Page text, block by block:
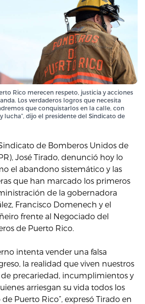
Rico merecen respeto, justicia y acciones
Los verdaderos logros que necesita
que conquistarlos en la calle, con
lucha”, dijo el presidente del Sindicato de
de Bomberos Unidos de
José Tirado, denunció hoy lo
el abandono sistemático y las
que han marcado los primeros
de la gobernadora
Francisco Domenech y el
frente al Negociado del
de Puerto Rico.
intenta vender una falsa
la realidad que viven nuestros
precariedad, incumplimientos y
arriesgan su vida todos los
Puerto Rico”, expresó Tirado en